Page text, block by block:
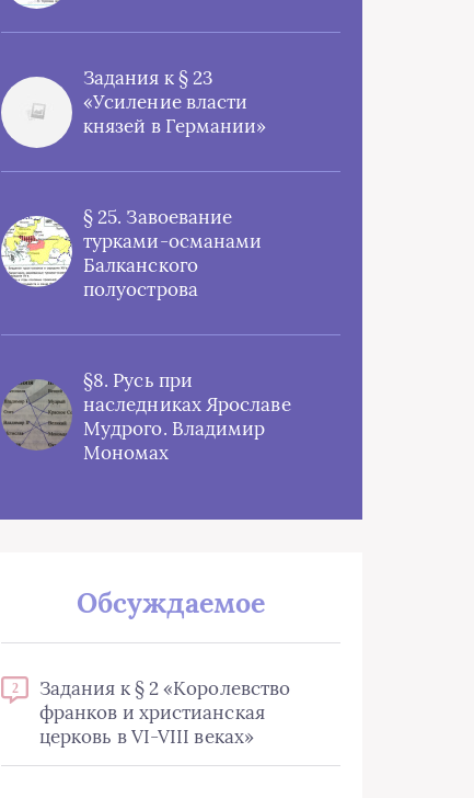
Задания к § 23
«Усиление власти
князей в Германии»
§ 25. Завоевание
турками-османами
Балканского
полуострова
§8. Русь при
наследниках Ярославе
Мудрого. Владимир
Мономах
Обсуждаемое
2
Задания к § 2 «Королевство
франков и христианская
церковь в VI-VIII веках»